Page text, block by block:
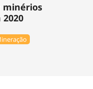
minérios